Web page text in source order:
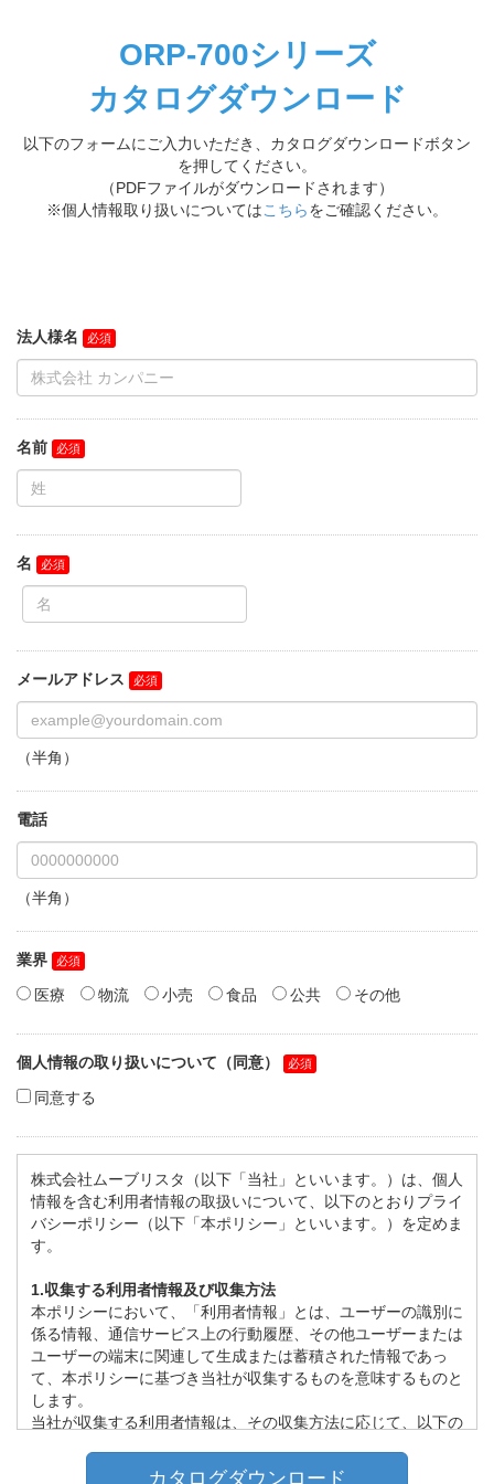
ORP-700シリーズ
カタログダウンロード
以下のフォームにご入力いただき、カタログダウンロードボタン
を押してください。
（PDFファイルがダウンロードされます）
※個人情報取り扱いについてはこちらをご確認ください。
法人様名
名前
名
メールアドレス
（半角）
電話
（半角）
業界
医療
物流 小売 食品 公共 その他
個人情報の取り扱いについて（同意）
同意する
株式会社ムーブリスタ（以下「当社」といいます。）は、個人
情報を含む利用者情報の取扱いについて、以下のとおりプライ
バシーポリシー（以下「本ポリシー」といいます。）を定めま
す。
1.収集する利用者情報及び収集方法
本ポリシーにおいて、「利用者情報」とは、ユーザーの識別に
係る情報、通信サービス上の行動履歴、その他ユーザーまたは
ユーザーの端末に関連して生成または蓄積された情報であっ
て、本ポリシーに基づき当社が収集するものを意味するものと
します。
当社が収集する利用者情報は、その収集方法に応じて、以下の